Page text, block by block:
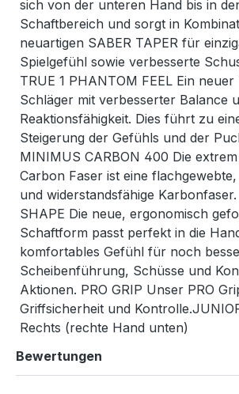
sich von der unteren Hand bis in
Schaftbereich und sorgt in
neuartigen SABER TAPER für
Spielgefühl sowie verbesserte
TRUE 1 PHANTOM FEEL Ein neuer
Schläger mit verbesserter Balance
Reaktionsfähigkeit. Dies führt zu
Steigerung der Gefühls und der
MINIMUS CARBON 400 Die
Carbon Faser ist eine
und widerstandsfähige Karbonfaser.
SHAPE Die neue, ergonomisch
Schaftform passt perfekt in die
komfortables Gefühl für noch
Scheibenführung, Schüsse und
Aktionen. PRO GRIP Unser PRO
Griffsicherheit und
Rechts (rechte Hand unten)
Bewertungen